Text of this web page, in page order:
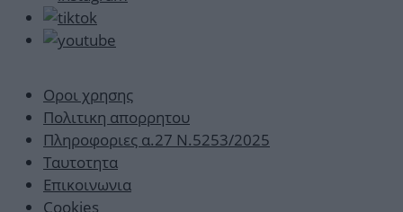
Οροι χρησης
Πολιτικη απορρητου
Πληροφοριες α.27 Ν.5253/2025
Ταυτοτητα
Επικοινωνια
Cookies